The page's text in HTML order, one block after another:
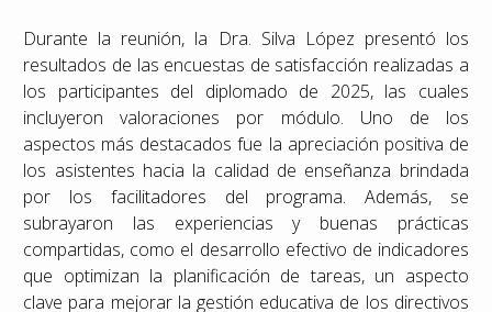
Durante la reunión, la Dra. Silva López presentó los
resultados de las encuestas de satisfacción realizadas a
los participantes del diplomado de 2025, las cuales
incluyeron valoraciones por módulo. Uno de los
aspectos más destacados fue la apreciación positiva de
los asistentes hacia la calidad de enseñanza brindada
por los facilitadores del programa. Además, se
subrayaron las experiencias y buenas prácticas
compartidas, como el desarrollo efectivo de indicadores
que optimizan la planificación de tareas, un aspecto
clave para mejorar la gestión educativa de los directivos